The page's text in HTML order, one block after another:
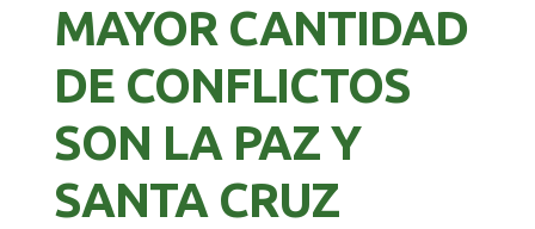
MAYOR CANTIDAD
DE CONFLICTOS
SON LA PAZ Y
SANTA CRUZ